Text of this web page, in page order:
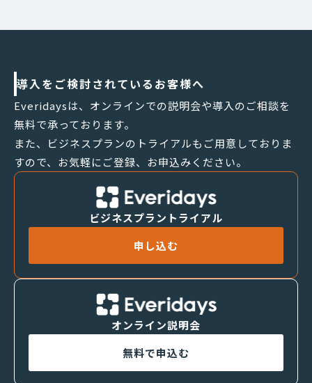
導入をご検討されているお客様へ
Everidaysは、オンラインでの説明会や導入のご相談を
無料で承っております。
また、ビジネスプランのトライアルもご用意しておりま
すので、お気軽にご登録、お申込みください。
ビジネスプラントライアル
申し込む
オンライン説明会
無料で申込む